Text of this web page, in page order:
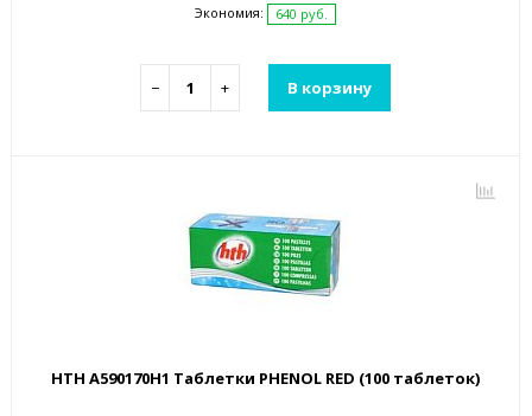
Экономия: 640 руб.
− + В корзину
HTH A590170H1 Таблетки PHENOL RED (100 таблеток)